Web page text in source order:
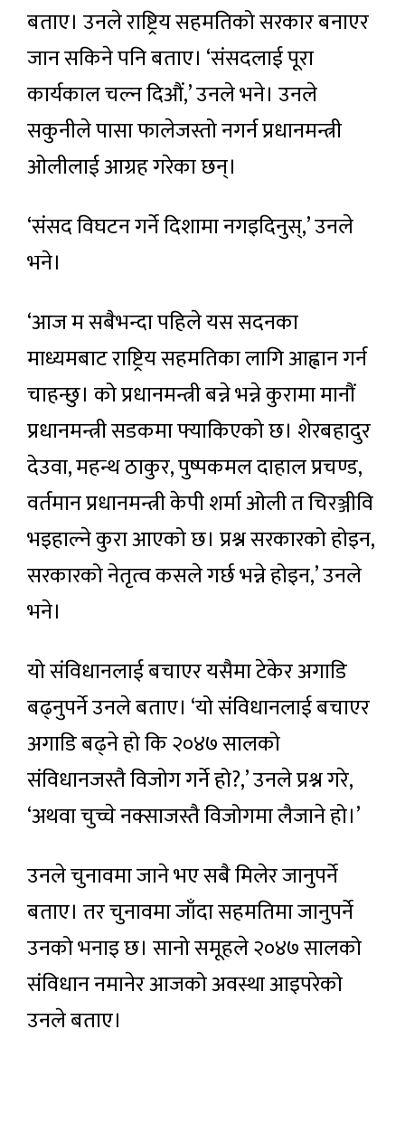
बताए। उनले राष्ट्रिय सहमतिको सरकार बनाएर
जान सकिने पनि बताए। ‘संसदलाई पूरा
कार्यकाल चल्न दिऔं,’ उनले भने। उनले
सकुनीले पासा फालेजस्तो नगर्न प्रधानमन्त्री
ओलीलाई आग्रह गरेका छन्।
‘संसद विघटन गर्ने दिशामा नगइदिनुस्,’ उनले
भने।
‘आज म सबैभन्दा पहिले यस सदनका
माध्यमबाट राष्ट्रिय सहमतिका लागि आह्वान गर्न
चाहन्छु। को प्रधानमन्त्री बन्ने भन्ने कुरामा मानौं
प्रधानमन्त्री सडकमा फ्याकिएको छ। शेरबहादुर
देउवा, महन्थ ठाकुर, पुष्पकमल दाहाल प्रचण्ड,
वर्तमान प्रधानमन्त्री केपी शर्मा ओली त चिरञ्जीवि
भइहाल्ने कुरा आएको छ। प्रश्न सरकारको होइन,
सरकारको नेतृत्व कसले गर्छ भन्ने होइन,’ उनले
भने।
यो संविधानलाई बचाएर यसैमा टेकेर अगाडि
बढ्नुपर्ने उनले बताए। ‘यो संविधानलाई बचाएर
अगाडि बढ्ने हो कि २०४७ सालको
संविधानजस्तै विजोग गर्ने हो?,’ उनले प्रश्न गरे,
‘अथवा चुच्चे नक्साजस्तै विजोगमा लैजाने हो।’
उनले चुनावमा जाने भए सबै मिलेर जानुपर्ने
बताए। तर चुनावमा जाँदा सहमतिमा जानुपर्ने
उनको भनाइ छ। सानो समूहले २०४७ सालको
संविधान नमानेर आजको अवस्था आइपरेको
उनले बताए।